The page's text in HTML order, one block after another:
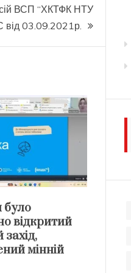
ВСП “ХКТФК НТУ
від 03.09.2021р.
було
відкритий
мінній